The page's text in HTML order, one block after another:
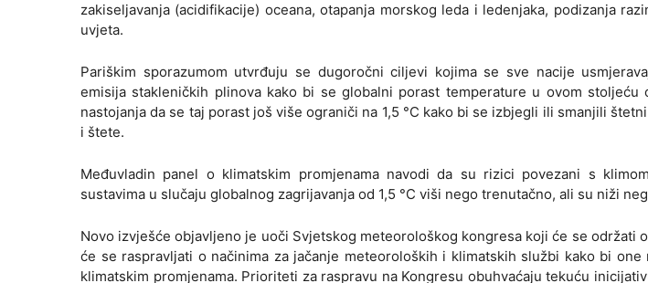
zakiseljavanja (acidifikacije) oceana, otapanja morskog leda i ledenjaka, podizanja
uvjeta.
Pariškim sporazumom utvrđuju se dugoročni ciljevi kojima se sve nacije
emisija stakleničkih plinova kako bi se globalni porast temperature u ovom stoljeću
nastojanja da se taj porast još više ograniči na 1,5 °C kako bi se izbjegli ili smanjili
i štete.
Međuvladin panel o klimatskim promjenama navodi da su rizici povezani s
sustavima u slučaju globalnog zagrijavanja od 1,5 °C viši nego trenutačno, ali su niži
Novo izvješće objavljeno je uoči Svjetskog meteorološkog kongresa koji će se održati
će se raspravljati o načinima za jačanje meteoroloških i klimatskih službi kako bi
klimatskim promjenama. Prioriteti za raspravu na Kongresu obuhvaćaju tekuću